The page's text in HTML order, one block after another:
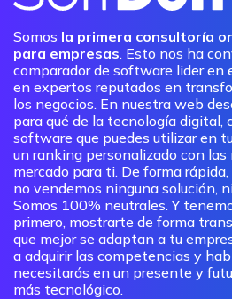
Somos la primera consultoría
para empresas. Esto nos ha
comparador de software lider en
en expertos reputados en
los negocios. En nuestra web
para qué de la tecnología digital,
software que puedes utilizar en
un ranking personalizado con las
mercado para ti. De forma
no vendemos ninguna solución,
Somos 100% neutrales. Y
primero, mostrarte de forma
que mejor se adaptan a tu
a adquirir las competencias y
necesitarás en un presente y
más tecnológico.